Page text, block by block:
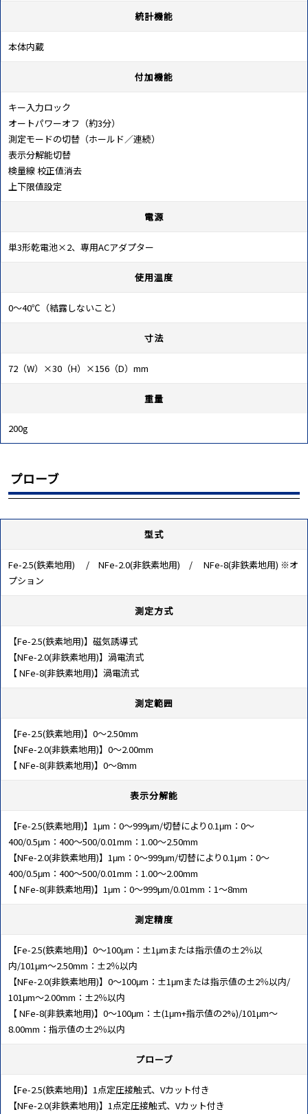
統計機能
本体内蔵
付加機能
キー入力ロック
オートパワーオフ（約3分）
測定モードの切替（ホールド／連続）
表示分解能切替
検量線 校正値消去
上下限値設定
電源
単3形乾電池×2、専用ACアダプター
使用温度
0～40℃（結露しないこと）
寸法
72（W）×30（H）×156（D）mm
重量
200g
プローブ
型式
Fe-2.5(鉄素地用) / NFe-2.0(非鉄素地用) / NFe-8(非鉄素地用) ※オ
プション
測定方式
【Fe-2.5(鉄素地用)】磁気誘導式
【NFe-2.0(非鉄素地用)】渦電流式
【 NFe-8(非鉄素地用)】渦電流式
測定範囲
【Fe-2.5(鉄素地用)】0～2.50mm
【NFe-2.0(非鉄素地用)】0～2.00mm
【 NFe-8(非鉄素地用)】0～8mm
表示分解能
【Fe-2.5(鉄素地用)】1μm：0～999μm/切替により0.1μm：0～
400/0.5μm：400～500/0.01mm：1.00～2.50mm
【NFe-2.0(非鉄素地用)】1μm：0～999μm/切替により0.1μm：0～
400/0.5μm：400～500/0.01mm：1.00～2.00mm
【 NFe-8(非鉄素地用)】1μm：0～999μm/0.01mm：1～8mm
測定精度
【Fe-2.5(鉄素地用)】0～100μm：±1μmまたは指示値の±2％以
内/101μm～2.50mm：±2％以内
【NFe-2.0(非鉄素地用)】0～100μm：±1μmまたは指示値の±2％以内/
101μm～2.00mm：±2％以内
【 NFe-8(非鉄素地用)】0～100μm：±(1μm+指示値の2%)/101μm～
8.00mm：指示値の±2％以内
プローブ
【Fe-2.5(鉄素地用)】1点定圧接触式、Vカット付き
【NFe-2.0(非鉄素地用)】1点定圧接触式、Vカット付き